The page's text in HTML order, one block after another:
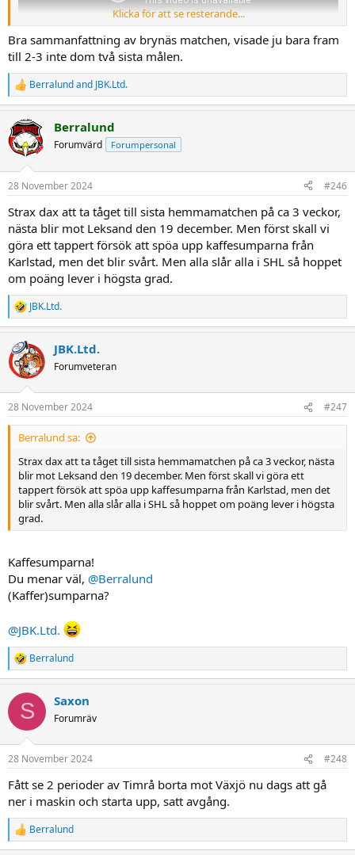
Klicka för att se resterande...
Bra sammanfattning av brynäs matchen, visade ju bara fram
till 2-3 inte dom två sista målen.
R
e
c
t
i
s
Berralundand JBK.Ltd.
Berralund
Forumvärd Forumpersonal
28 November 2024 #246
Strax dax att ta tåget till sista hemmamatchen på ca 3 veckor,
nästa blir mot Leksand den 19 december. Men först skall vi
göra ett tappert försök att spöa upp kaffesumparna från
Karlstad, men det blir svårt. Men alla slår alla i SHL så hoppet
om poäng lever i högsta grad.
R
e
c
t
i
s
:
JBK.Ltd.
JBK.Ltd.
Forumveteran
28 November 2024 #247
Berralund sa:
Strax dax att ta tåget till sista hemmamatchen på ca 3 veckor, nästa
blir mot Leksand den 19 december. Men först skall vi göra ett
tappert försök att spöa upp kaffesumparna från Karlstad, men det
blir svårt. Men alla slår alla i SHL så hoppet om poäng lever i högsta
grad.
Kaffesumparna!
Du menar väl, @Berralund
(Kaffer)sumparna?
@JBK.Ltd.
R
e
c
i
s
Berralund
S Saxon
Forumräv
28 November 2024 #248
Fått se 2 perioder av Timrå borta mot Växjö nu dags att gå
ner i maskin och starta upp, satt avgång.
R
e
Berralund